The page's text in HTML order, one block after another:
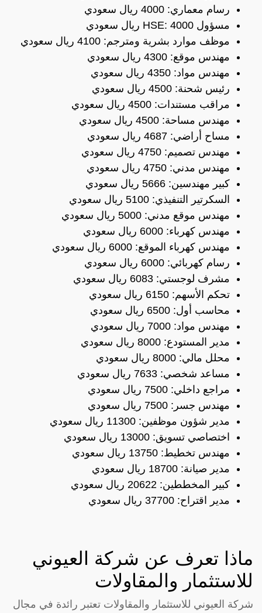
رسام معماري: 4000 ريال سعودي
مسؤول HSE: 4000 ريال سعودي
موظف موارد بشرية ومترجم: 4100 ريال سعودي
مهندس موقع: 4300 ريال سعودي
مهندس مواد: 4350 ريال سعودي
رئيس شحنة: 4500 ريال سعودي
مراقب مستندات: 4500 ريال سعودي
مهندس مساحة: 4500 ريال سعودي
مساح أراضي: 4687 ريال سعودي
مهندس تصميم: 4750 ريال سعودي
مهندس مدني: 4750 ريال سعودي
كبير مهندسين: 5666 ريال سعودي
السكرتير التنفيذي: 5100 ريال سعودي
مهندس موقع مدني: 5000 ريال سعودي
مهندس كهرباء: 6000 ريال سعودي
مهندس كهرباء الموقع: 6000 ريال سعودي
رسام كهربائي: 6000 ريال سعودي
مشرف لوجستي: 6083 ريال سعودي
تحكم الأسهم: 6150 ريال سعودي
محاسب أول: 6500 ريال سعودي
مهندس مواد: 7000 ريال سعودي
مدير المستودع: 8000 ريال سعودي
محلل مالي: 8000 ريال سعودي
مساعد شخصي: 7633 ريال سعودي
مراجع داخلي: 7500 ريال سعودي
مهندس جسر: 7500 ريال سعودي
مدير شؤون موظفين: 11300 ريال سعودي
اختصاصي تسويق: 13000 ريال سعودي
مهندس تخطيط: 13750 ريال سعودي
مدير صيانة: 18700 ريال سعودي
كبير المخططين: 20622 ريال سعودي
مدير اقتراح: 37700 ريال سعودي
ماذا تعرف عن شركة العيوني
للاستثمار والمقاولات
شركة العيوني للاستثمار والمقاولات تعتبر رائدة في مجال